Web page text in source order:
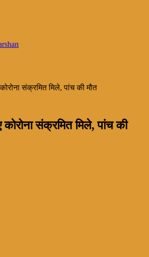
संक्रमित मिले, पांच की मौत
संक्रमित मिले, पांच की